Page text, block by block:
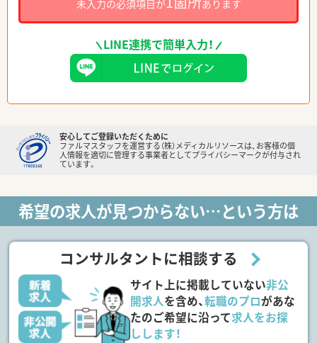
未入力の必須項目が あります
LINE連携で簡単入力！
安心してご登録いただくために
ファルマスタッフを運営する（株）メディカルリソースは、お客様の個
人情報を適切に管理する事業者としてプライバシーマークが付与され
ています。
希望の求人が見つからない…という方は
コンサルタントに相談する
サイト上に掲載していない非公
開求人を含め、転職のプロがあな
たのご希望に沿って求人をお探
しします！